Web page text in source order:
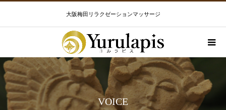
大阪梅田リラクゼーションマッサージ
VOICE